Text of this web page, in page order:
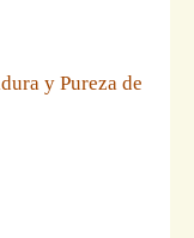
y Pureza de